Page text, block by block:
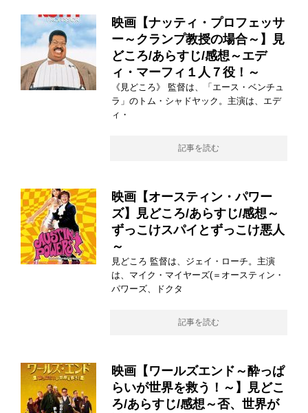
映画【ナッティ・プロフェッサ
ー～クランプ教授の場合～】見
どころ/あらすじ/感想～エデ
ィ・マーフィ１人７役！～
《見どころ》 監督は、「エース・ベンチュ
ラ」のトム・シャドヤック。主演は、エデ
ィ・
記事を読む
映画【オースティン・パワー
ズ】見どころ/あらすじ/感想～
ずっこけスパイとずっこけ悪人
～
見どころ 監督は、ジェイ・ローチ。主演
は、マイク・マイヤーズ(＝オースティン・
パワーズ、ドクタ
記事を読む
映画【ワールズエンド～酔っぱ
らいが世界を救う！～】見どこ
ろ/あらすじ/感想～否、世界が